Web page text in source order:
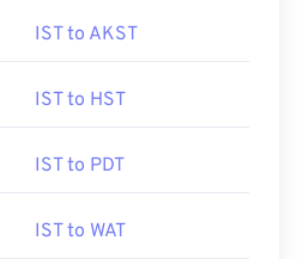
IST to AKST
IST to HST
IST to PDT
IST to WAT